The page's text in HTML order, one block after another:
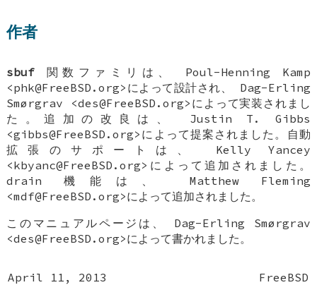
作者
sbuf 関数ファミリは、 Poul-Henning Kamp
<phk@FreeBSD.org>によって設計され、 Dag-Erling
Smørgrav <des@FreeBSD.org>によって実装されまし
た。追加の改良は、 Justin T. Gibbs
<gibbs@FreeBSD.org>によって提案されました。自動
拡張のサポートは、 Kelly Yancey
<kbyanc@FreeBSD.org>によって追加されました。
drain 機能は、 Matthew Fleming
<mdf@FreeBSD.org>によって追加されました。
このマニュアルページは、 Dag-Erling Smørgrav
<des@FreeBSD.org>によって書かれました。
April 11, 2013 FreeBSD